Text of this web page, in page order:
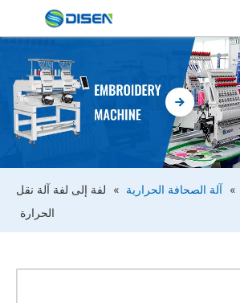
» آلة الصحافة الحرارية » لفة إلى لفة آلة نقل
الحرارة